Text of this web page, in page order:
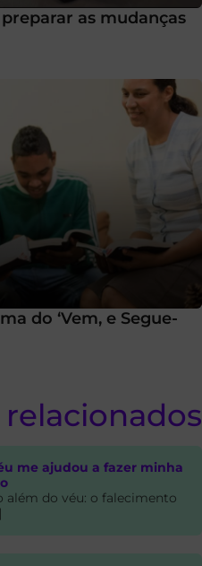
as mudanças
do ‘Vem, e Segue-
me ajudou a fazer minha
além do véu: o falecimento